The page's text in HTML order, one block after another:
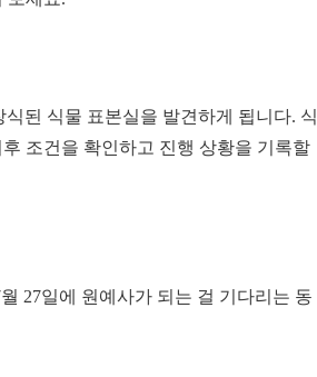
된 식물 표본실을 발견하게 됩니다. 식
조건을 확인하고 진행 상황을 기록할
27일에 원예사가 되는 걸 기다리는 동